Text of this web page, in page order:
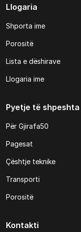
Llogaria
Shporta ime
Porositë
Lista e dëshirave
Llogaria ime
Pyetje të shpeshta
Për Gjirafa50
Pagesat
Çështje teknike
Transporti
Porositë
Kontakti